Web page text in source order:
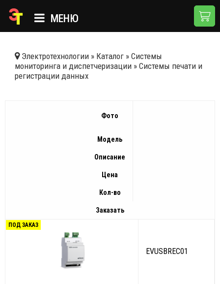
МЕНЮ
КАТАЛОГ
Электротехнологии » Каталог » Системы
мониторинга и диспетчеризации » Системы печати и
регистрации данных
Фото
Модель
Описание
Цена
Кол-во
Заказать
ПОД ЗАКАЗ
EVUSBREC01